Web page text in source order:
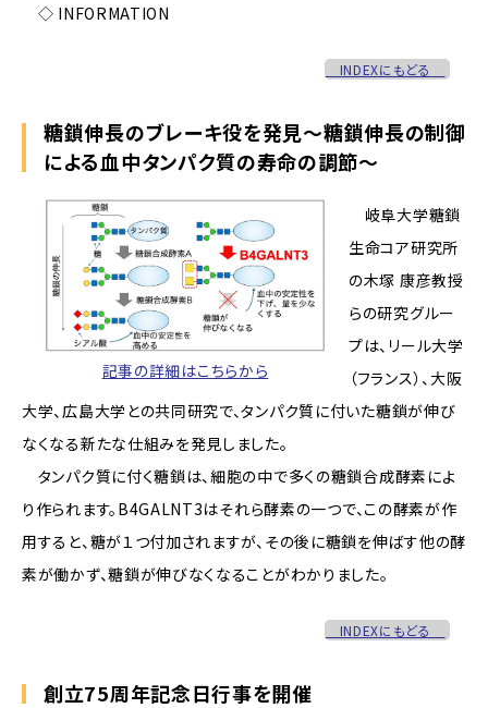
◇ INFORMATION
INDEXにもどる
糖鎖伸長のブレーキ役を発見～糖鎖伸長の制御
による血中タンパク質の寿命の調節～
記事の詳細はこちらから
岐阜大学糖鎖
生命コア研究所
の木塚 康彦教授
らの研究グルー
プは、リール大学
（フランス）、大阪
大学、広島大学との共同研究で、タンパク質に付いた糖鎖が伸び
なくなる新たな仕組みを発見しました。
タンパク質に付く糖鎖は、細胞の中で多くの糖鎖合成酵素によ
り作られます。B4GALNT3はそれら酵素の一つで、この酵素が作
用すると、糖が１つ付加されますが、その後に糖鎖を伸ばす他の酵
素が働かず、糖鎖が伸びなくなることがわかりました。
INDEXにもどる
創立75周年記念日行事を開催